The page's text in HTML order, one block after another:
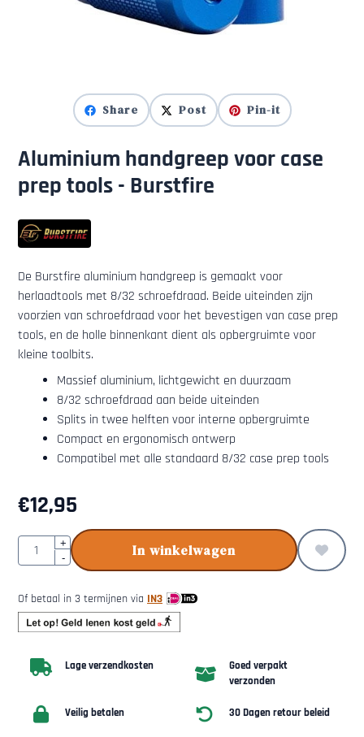
Share Post Pin-it
Aluminium handgreep voor case
prep tools - Burstfire
De Burstfire aluminium handgreep is gemaakt voor
herlaadtools met 8/32 schroefdraad. Beide uiteinden zijn
voorzien van schroefdraad voor het bevestigen van case prep
tools, en de holle binnenkant dient als opbergruimte voor
kleine toolbits.
Massief aluminium, lichtgewicht en duurzaam
8/32 schroefdraad aan beide uiteinden
Splits in twee helften voor interne opbergruimte
Compact en ergonomisch ontwerp
Compatibel met alle standaard 8/32 case prep tools
€12,95
Aantal
+
-
In winkelwagen
Of betaal in 3 termijnen via IN3
Lage verzendkosten
Goed verpakt
verzonden
Veilig betalen 30 Dagen retour beleid